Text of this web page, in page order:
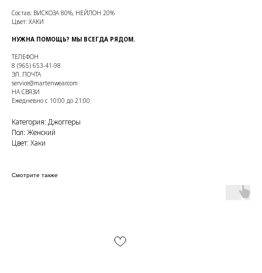
Состав: ВИСКОЗА 80%, НЕЙЛОН 20%
Цвет: ХАКИ
НУЖНА ПОМОЩЬ? МЫ ВСЕГДА РЯДОМ.
ТЕЛЕФОН
8 (965) 653-41-98
ЭЛ. ПОЧТА
service@martenwear.com
НА СВЯЗИ
Ежедневно с 10:00 до 21:00
Категория: Джоггеры
Пол: Женский
Цвет: Хаки
Смотрите также